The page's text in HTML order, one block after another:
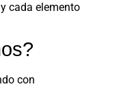
cada elemento
con